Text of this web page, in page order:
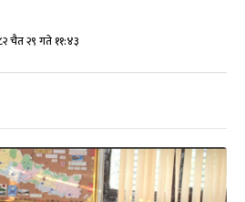
चैत २९ गते ११:४३